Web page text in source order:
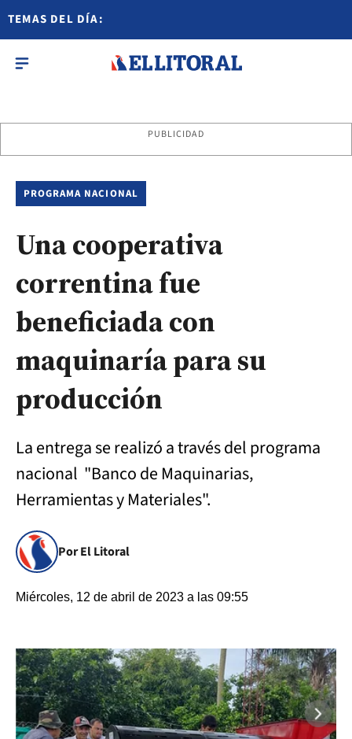
TEMAS DEL DÍA:
PUBLICIDAD
PROGRAMA NACIONAL
Una cooperativa
correntina fue
beneficiada con
maquinaría para su
producción
La entrega se realizó a través del programa
nacional "Banco de Maquinarias,
Herramientas y Materiales".
Por El Litoral
Miércoles, 12 de abril de 2023 a las 09:55